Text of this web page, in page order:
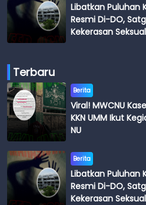
Libatkan Puluhan
Resmi Di-DO,
Kekerasan Seksual
Terbaru
Berita
Viral! MWCNU
KKN UMM Ikut
NU
Berita
Libatkan Puluhan
Resmi Di-DO,
Kekerasan Seksual